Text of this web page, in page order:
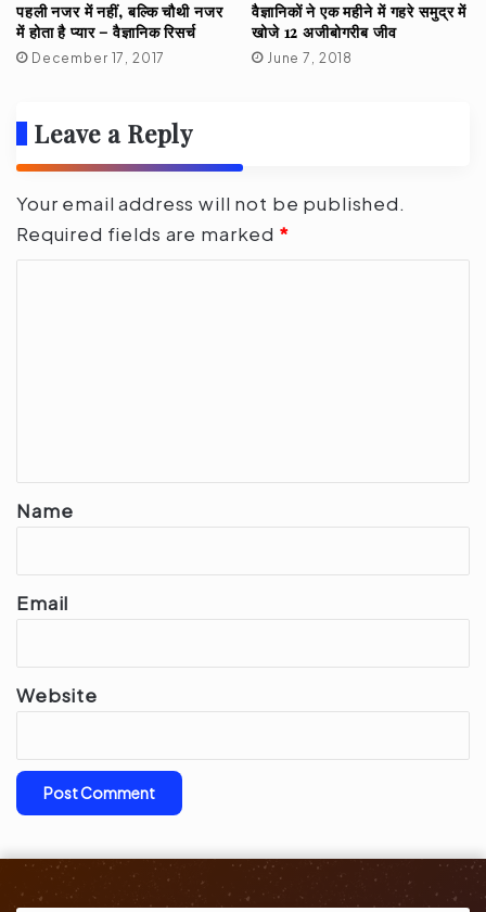
पहली नजर में नहीं, बल्कि चौथी नजर
में होता है प्यार – वैज्ञानिक रिसर्च
December 17, 2017
वैज्ञानिकों ने एक महीने में गहरे समुद्र में
खोजे 12 अजीबोगरीब जीव
June 7, 2018
Leave a Reply
Your email address will not be published.
Required fields are marked *
*
Name
Email
Website